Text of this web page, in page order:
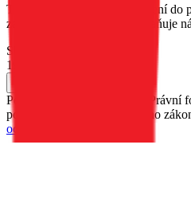
TPU usnadňuje vložení zařízení do
zajišťuje pevné držení a zabraňuje
Skladem 66 ks u dodavatele
199 Kč
Petr Matyáš, IČ: 00705331, Právní
podnikající dle živnostenského
ochrana osobních údajů